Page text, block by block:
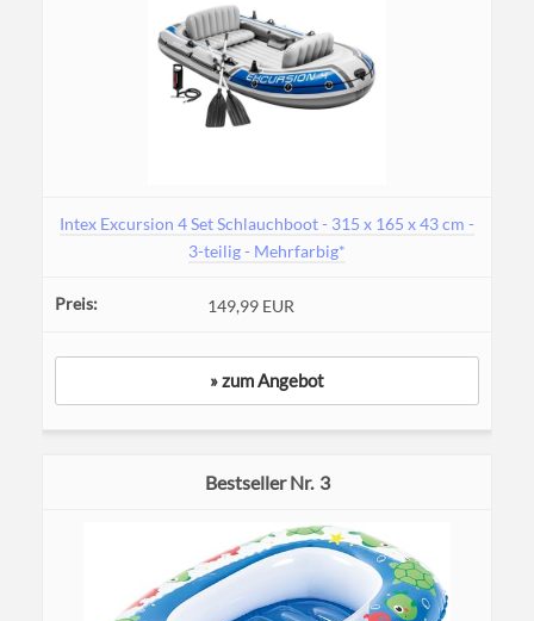
Intex Excursion 4 Set Schlauchboot - 315 x 165 x 43 cm -
3-teilig - Mehrfarbig*
149,99 EUR
» zum Angebot
3